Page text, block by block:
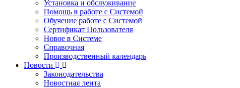
Установка и обслуживание
Помощь в работе с Системой
Обучение работе с Системой
Сертификат Пользователя
Новое в Системе
Справочная
Производственный календарь
Новости
Законодательства
Новостная лента